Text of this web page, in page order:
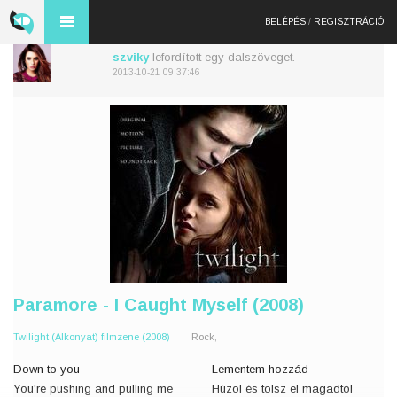
BELÉPÉS / REGISZTRÁCIÓ
szvikylefordított egy dalszöveget.
2013-10-21 09:37:46
Paramore - I Caught Myself (2008)
Twilight (Alkonyat) filmzene (2008) Rock,
Down to you
You're pushing and pulling me
Lementem hozzád
Húzol és tolsz el magadtól